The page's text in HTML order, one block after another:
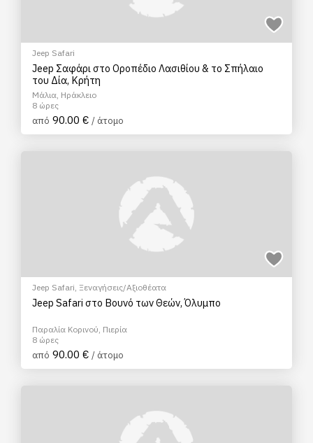
Jeep Safari
Jeep Σαφάρι στο Οροπέδιο Λασιθίου & το Σπήλαιο
του Δία, Κρήτη
Μάλια, Ηράκλειο
8 ώρες
από 90.00 € / άτομο
Jeep Safari, Ξεναγήσεις/Αξιοθέατα
Jeep Safari στο Βουνό των Θεών, Όλυμπο
Παραλία Κορινού, Πιερία
8 ώρες
από 90.00 € / άτομο